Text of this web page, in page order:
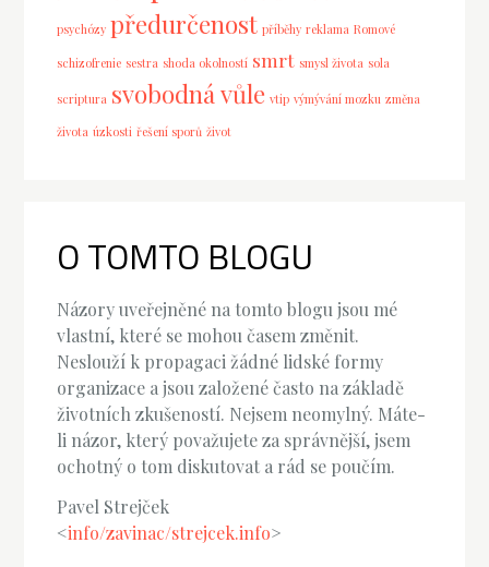
psychózy předurčenost příběhy reklama Romové
schizofrenie sestra shoda okolností smrt smysl života sola
scriptura svobodná vůle vtip výmývání mozku změna
života úzkosti řešení sporů život
O TOMTO BLOGU
Názory uveřejněné na tomto blogu jsou mé
vlastní, které se mohou časem změnit.
Neslouží k propagaci žádné lidské formy
organizace a jsou založené často na základě
životních zkušeností. Nejsem neomylný. Máte-
li názor, který považujete za správnější, jsem
ochotný o tom diskutovat a rád se poučím.
Pavel Strejček
<info/zavinac/strejcek.info>